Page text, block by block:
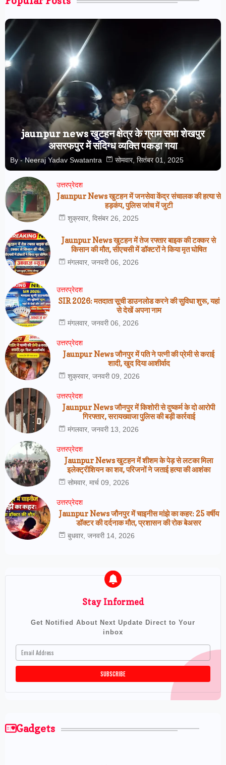
jaunpur news खुटहन क्षेत्र के ग्राम सभा शेखपुर
असरफपुर में संदिग्ध व्यक्ति पकड़ा गया
By - Neeraj Yadav Swatantra सोमवार, सितंबर 01, 2025
उत्तरप्रेदश
Jaunpur News खुटहन में जनसेवा केंद्र संचालक की हत्या से
हड़कंप, पुलिस जांच में जुटी
शुक्रवार, दिसंबर 26, 2025
Jaunpur News खुटहन में तेज रफ्तार बाइक की टक्कर से
किसान की मौत, सीएचसी में डॉक्टरों ने किया मृत घोषित
मंगलवार, जनवरी 06, 2026
उत्तरप्रेदश
SIR 2026: मतदाता सूची डाउनलोड करने की सुविधा शुरू, यहां
से देखें अपना नाम
मंगलवार, जनवरी 06, 2026
उत्तरप्रेदश
Jaunpur News जौनपुर में पति ने पत्नी की प्रेमी से कराई
शादी, खुद दिया आशीर्वाद
शुक्रवार, जनवरी 09, 2026
उत्तरप्रेदश
Jaunpur News जौनपुर में किशोरी से दुष्कर्म के दो आरोपी
गिरफ्तार, सरायख्वाजा पुलिस की बड़ी कार्रवाई
मंगलवार, जनवरी 13, 2026
उत्तरप्रेदश
Jaunpur News खुटहन में शीशम के पेड़ से लटका मिला
इलेक्ट्रीशियन का शव, परिजनों ने जताई हत्या की आशंका
सोमवार, मार्च 09, 2026
उत्तरप्रेदश
Jaunpur News जौनपुर में चाइनीस मांझे का कहर: 25 वर्षीय
डॉक्टर की दर्दनाक मौत, प्रशासन की रोक बेअसर
बुधवार, जनवरी 14, 2026
Stay Informed
Get Notified About Next Update Direct to Your
inbox
Gadgets